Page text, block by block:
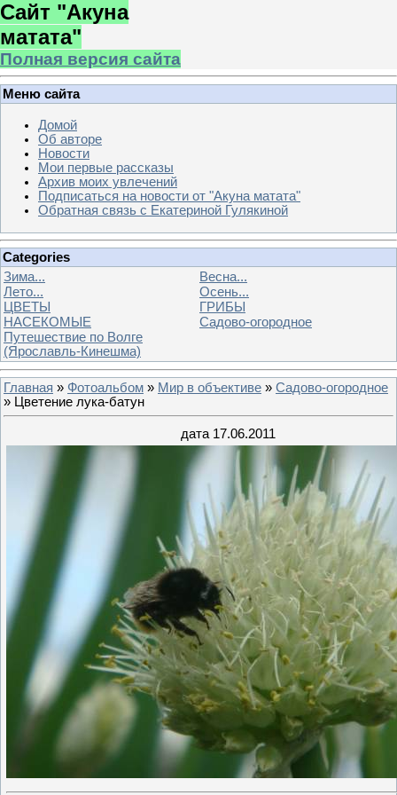
Сайт "Акуна
матата"
Полная версия сайта
Меню сайта
Домой
Об авторе
Новости
Мои первые рассказы
Архив моих увлечений
Подписаться на новости от "Акуна матата"
Обратная связь с Екатериной Гулякиной
Categories
Зима...
Весна...
Лето...
Осень...
ЦВЕТЫ
ГРИБЫ
НАСЕКОМЫЕ
Садово-огородное
Путешествие по Волге
(Ярославль-Кинешма)
Главная » Фотоальбом » Мир в объективе » Садово-огородное
» Цветение лука-батун
дата 17.06.2011